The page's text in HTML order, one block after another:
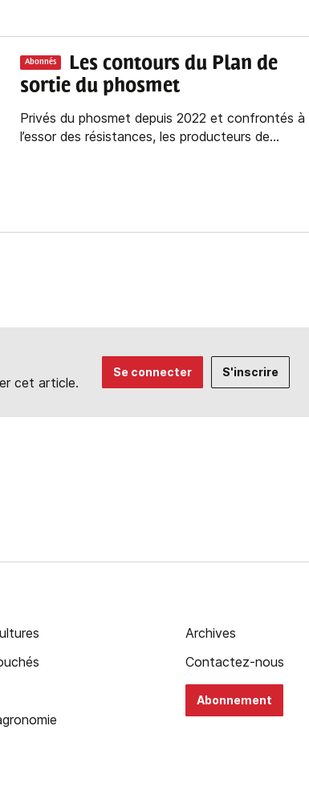
Abonnés
Les contours du Plan de
sortie du phosmet
Privés du phosmet depuis 2022 et confrontés à
l’essor des résistances, les producteurs de...
cet article.
Se connecter S'inscrire
Archives
Contactez-nous
Abonnement